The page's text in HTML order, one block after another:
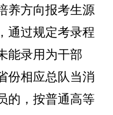
养方向报考生源
通过规定考录程
能录用为干部
份相应总队当消
的，按普通高等